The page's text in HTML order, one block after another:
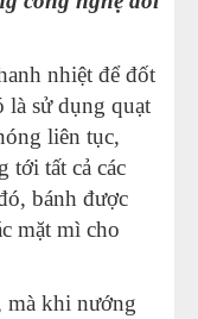
nhiệt để đốt
sử dụng quạt
liên tục,
tới tất cả các
bánh được
mặt mì cho
mà khi nướng